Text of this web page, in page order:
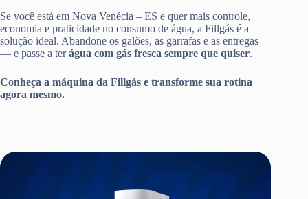
Se você está em Nova Venécia – ES e quer mais controle,
economia e praticidade no consumo de água, a Fillgás é a
solução ideal. Abandone os galões, as garrafas e as entregas
— e passe a terágua com gás fresca sempre que quiser.
Conheça a máquina da Fillgás e transforme sua rotina
agora mesmo.